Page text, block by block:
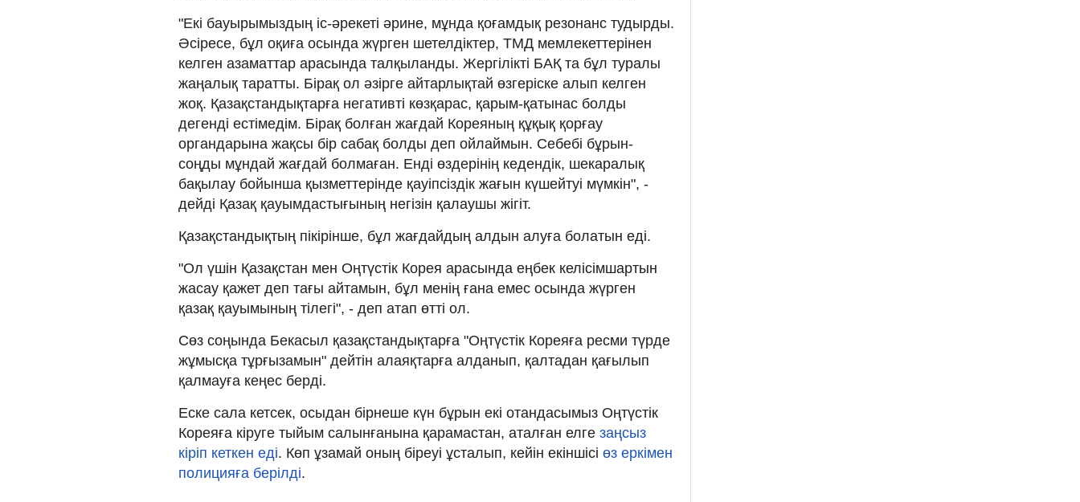
"Екі бауырымыздың іс-әрекеті әрине, мұнда қоғамдық резонанс тудырды.
Әсіресе, бұл оқиға осында жүрген шетелдіктер, ТМД мемлекеттерінен
келген азаматтар арасында талқыланды. Жергілікті БАҚ та бұл туралы
жаңалық таратты. Бірақ ол әзірге айтарлықтай өзгеріске алып келген
жоқ. Қазақстандықтарға негативті көзқарас, қарым-қатынас болды
дегенді естімедім. Бірақ болған жағдай Кореяның құқық қорғау
органдарына жақсы бір сабақ болды деп ойлаймын. Себебі бұрын-
соңды мұндай жағдай болмаған. Енді өздерінің кедендік, шекаралық
бақылау бойынша қызметтерінде қауіпсіздік жағын күшейтуі мүмкін", -
дейді Қазақ қауымдастығының негізін қалаушы жігіт.
Қазақстандықтың пікірінше, бұл жағдайдың алдын алуға болатын еді.
"Ол үшін Қазақстан мен Оңтүстік Корея арасында еңбек келісімшартын
жасау қажет деп тағы айтамын, бұл менің ғана емес осында жүрген
қазақ қауымының тілегі", - деп атап өтті ол.
Сөз соңында Бекасыл қазақстандықтарға "Оңтүстік Кореяға ресми түрде
жұмысқа тұрғызамын" дейтін алаяқтарға алданып, қалтадан қағылып
қалмауға кеңес берді.
Еске сала кетсек, осыдан бірнеше күн бұрын екі отандасымыз Оңтүстік
Кореяға кіруге тыйым салынғанына қарамастан, аталған елге заңсыз
кіріп кеткен еді. Көп ұзамай оның біреуі ұсталып, кейін екіншісі өз еркімен
полицияға берілді.